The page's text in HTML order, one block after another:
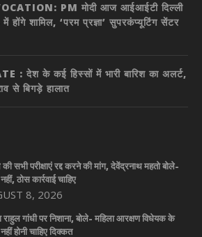
PM मोदी आज आईआईटी दिल्ली
में होंगे शामिल, ‘परम प्रज्ञा’ सुपरकंप्यूटिंग सेंटर
: देश के कई हिस्सों में भारी बारिश का अलर्ट,
से बिगड़े हालात
की सभी परीक्षाएं रद्द करने की मांग, देवेंद्रनाथ महतो बोले-
ठोस कार्रवाई चाहिए
8, 2026
राहुल गांधी पर निशाना, बोले- महिला आरक्षण विधेयक के
होनी चाहिए दिक्कत